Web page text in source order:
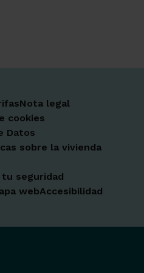
Nota legal
cookies
Datos
sobre la vivienda
tu seguridad
webAccesibilidad